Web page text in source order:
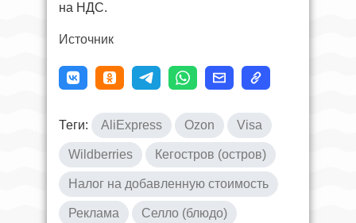
на НДС.
Источник
Теги: AliExpress Ozon Visa
Wildberries Кегостров (остров)
Налог на добавленную стоимость
Реклама Селло (блюдо)